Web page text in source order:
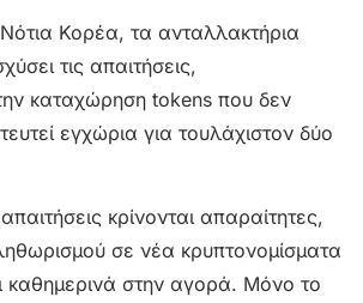
Κορέα, τα ανταλλακτήρια
τις απαιτήσεις,
καταχώρηση tokens που δεν
εγχώρια για τουλάχιστον δύο
κρίνονται απαραίτητες,
σε νέα κρυπτονομίσματα
καθημερινά στην αγορά. Μόνο το